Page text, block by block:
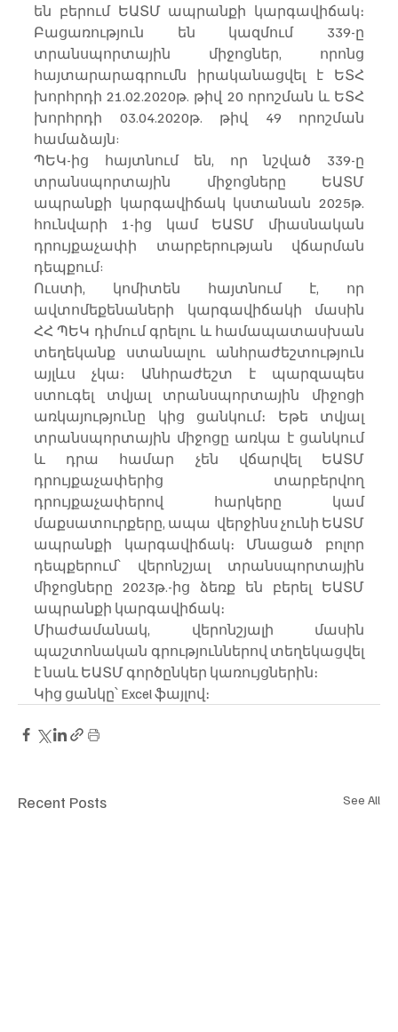
են բերում ԵԱՏՄ ապրանքի կարգավիճակ։
Բացառություն են կազմում 339-ը
տրանսպորտային միջոցներ, որոնց
հայտարարագրումն իրականացվել է ԵՏՀ
խորհրդի 21.02.2020թ. թիվ 20 որոշման և ԵՏՀ
խորհրդի 03.04.2020թ. թիվ 49 որոշման
համաձայն:
ՊԵԿ-ից հայտնում են, որ նշված 339-ը
տրանսպորտային միջոցները ԵԱՏՄ
ապրանքի կարգավիճակ կստանան 2025թ.
հունվարի 1-ից կամ ԵԱՏՄ միասնական
դրույքաչափի տարբերության վճարման
դեպքում:
Ուստի, կոմիտեն հայտնում է, որ
ավտոմեքենաների կարգավիճակի մասին
ՀՀ ՊԵԿ դիմում գրելու և համապատասխան
տեղեկանք ստանալու անհրաժեշտություն
այլևս չկա։ Անհրաժեշտ է պարզապես
ստուգել տվյալ տրանսպորտային միջոցի
առկայությունը կից ցանկում։ Եթե տվյալ
տրանսպորտային միջոցը առկա է ցանկում
և դրա համար չեն վճարվել ԵԱՏՄ
դրույքաչափերից տարբերվող
դրույքաչափերով հարկերը կամ
մաքսատուրքերը, ապա  վերջինս չունի ԵԱՏՄ
ապրանքի կարգավիճակ։ Մնացած բոլոր
դեպքերում՝ վերոնշյալ տրանսպորտային
միջոցները 2023թ.-ից ձեռք են բերել ԵԱՏՄ
ապրանքի կարգավիճակ։
Միաժամանակ, վերոնշյալի մասին
պաշտոնական գրություններով տեղեկացվել
է նաև ԵԱՏՄ գործընկեր կառույցներին։
Կից ցանկը՝ Excel ֆայլով։
Recent Posts See All